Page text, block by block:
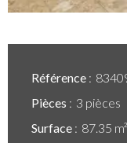
Référence
Pièces
3 pièces
Surface
87.35 m²